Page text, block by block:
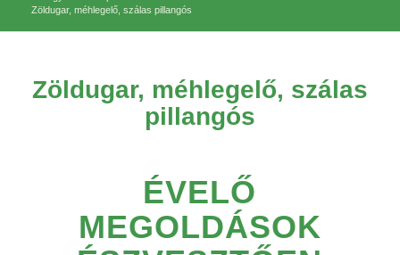
Zöldugar, méhlegelő, szálas pillangós
Zöldugar, méhlegelő, szálas
pillangós
ÉVELŐ
MEGOLDÁSOK